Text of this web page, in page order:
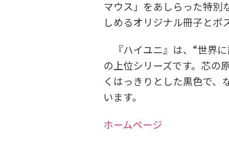
マウス」をあしらった特別
しめるオリジナル冊子とポ
『ハイユニ』は、“世界
の上位シリーズです。芯の
くはっきりとした黒色で、
います。
ホームページ